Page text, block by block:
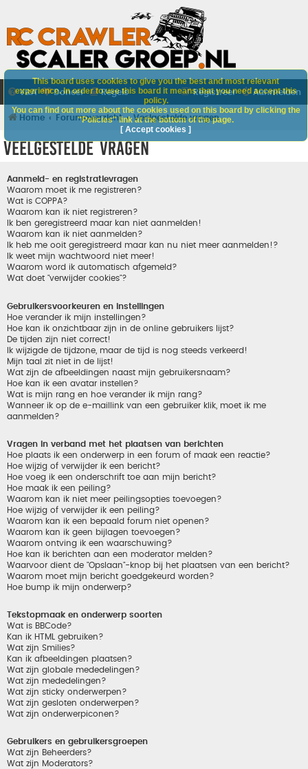
V&A Doneer Regels Aanmelden
Registreer
Home Forumoverzicht Veelgestelde vragen
Veelgestelde vragen
Aanmeld- en registratievragen
Waarom moet ik me registreren?
Wat is COPPA?
Waarom kan ik niet registreren?
Ik ben geregistreerd maar kan niet aanmelden!
Waarom kan ik niet aanmelden?
Ik heb me ooit geregistreerd maar kan nu niet meer aanmelden!?
Ik weet mijn wachtwoord niet meer!
Waarom word ik automatisch afgemeld?
Wat doet "verwijder cookies"?
Gebruikersvoorkeuren en instellingen
Hoe verander ik mijn instellingen?
Hoe kan ik onzichtbaar zijn in de online gebruikers lijst?
De tijden zijn niet correct!
Ik wijzigde de tijdzone, maar de tijd is nog steeds verkeerd!
Mijn taal zit niet in de lijst!
Wat zijn de afbeeldingen naast mijn gebruikersnaam?
Hoe kan ik een avatar instellen?
Wat is mijn rang en hoe verander ik mijn rang?
Wanneer ik op de e-maillink van een gebruiker klik, moet ik me
aanmelden?
Vragen in verband met het plaatsen van berichten
Hoe plaats ik een onderwerp in een forum of maak een reactie?
Hoe wijzig of verwijder ik een bericht?
Hoe voeg ik een onderschrift toe aan mijn bericht?
Hoe maak ik een peiling?
Waarom kan ik niet meer peilingsopties toevoegen?
Hoe wijzig of verwijder ik een peiling?
Waarom kan ik een bepaald forum niet openen?
Waarom kan ik geen bijlagen toevoegen?
Waarom ontving ik een waarschuwing?
Hoe kan ik berichten aan een moderator melden?
Waarvoor dient de "Opslaan"-knop bij het plaatsen van een bericht?
Waarom moet mijn bericht goedgekeurd worden?
Hoe bump ik mijn onderwerp?
Tekstopmaak en onderwerp soorten
Wat is BBCode?
Kan ik HTML gebruiken?
Wat zijn Smilies?
Kan ik afbeeldingen plaatsen?
Wat zijn globale mededelingen?
Wat zijn mededelingen?
Wat zijn sticky onderwerpen?
Wat zijn gesloten onderwerpen?
Wat zijn onderwerpiconen?
Gebruikers en gebruikersgroepen
Wat zijn Beheerders?
Wat zijn Moderators?
This board uses cookies to give you the best and most relevant
experience. In order to use this board it means that you need accept this
policy.
You can find out more about the cookies used on this board by clicking the
"Policies" link at the bottom of the page.
[ Accept cookies ]